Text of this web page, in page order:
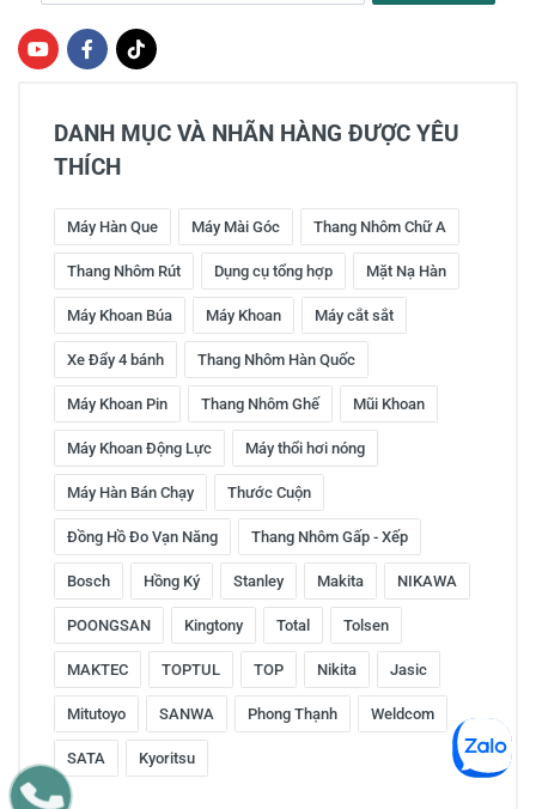
DANH MỤC VÀ NHÃN HÀNG ĐƯỢC YÊU
THÍCH
Máy Hàn Que Máy Mài Góc Thang Nhôm Chữ A
Thang Nhôm Rút Dụng cụ tổng hợp Mặt Nạ Hàn
Máy Khoan Búa Máy Khoan Máy cắt sắt
Xe Đẩy 4 bánh Thang Nhôm Hàn Quốc
Máy Khoan Pin Thang Nhôm Ghế Mũi Khoan
Máy Khoan Động Lực Máy thổi hơi nóng
Máy Hàn Bán Chạy Thước Cuộn
Đồng Hồ Đo Vạn Năng Thang Nhôm Gấp - Xếp
Bosch Hồng Ký Stanley Makita NIKAWA
POONGSAN Kingtony Total Tolsen
MAKTEC TOPTUL TOP Nikita Jasic
Mitutoyo SANWA Phong Thạnh Weldcom
SATA Kyoritsu